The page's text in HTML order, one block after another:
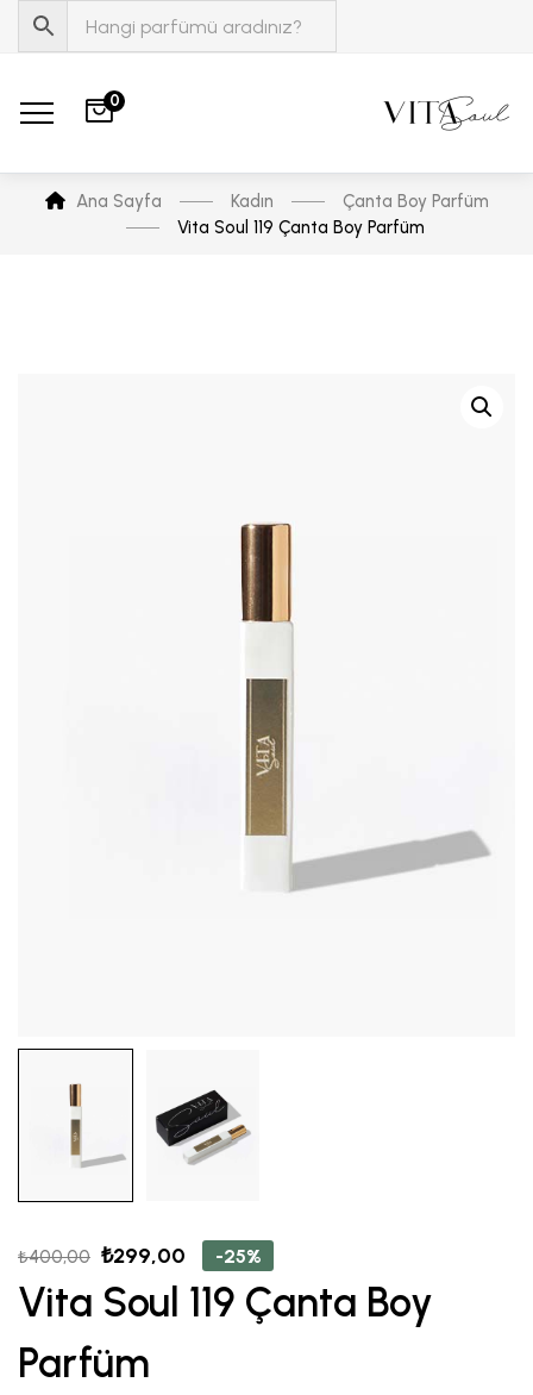
0
Ana Sayfa Kadın
Çanta Boy Parfüm
Vita Soul 119 Çanta Boy Parfüm
₺400,00 ₺299,00 -25%
Vita Soul 119 Çanta Boy
Parfüm